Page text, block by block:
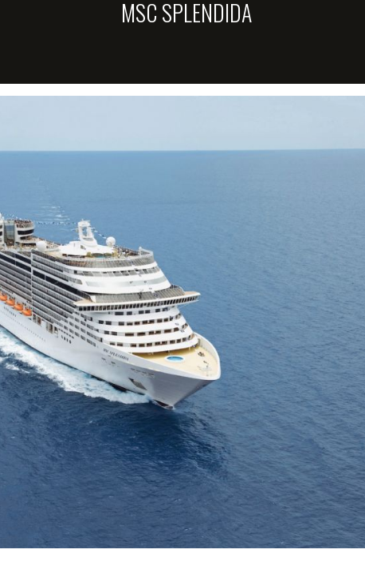
MSC SPLENDIDA